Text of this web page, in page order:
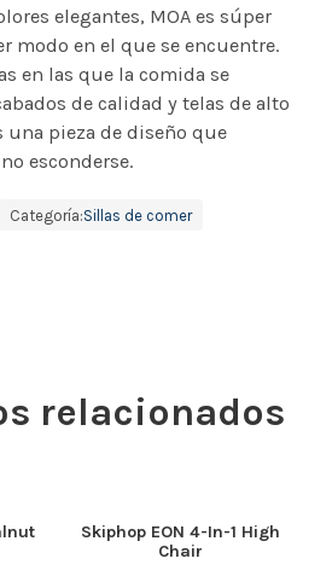
elegantes, MOA es súper
modo en el que se encuentre.
en las que la comida se
de calidad y telas de alto
una pieza de diseño que
esconderse.
Categoría:Sillas de comer
relacionados
Skiphop EON 4-In-1 High
Chair